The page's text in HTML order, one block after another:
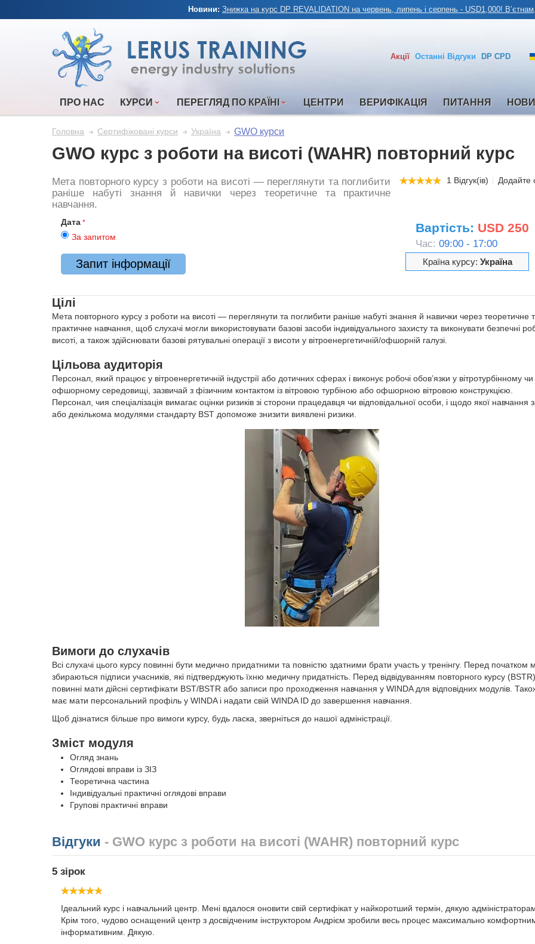
Новини: Знижка на курс DP REVALIDATION на червень, липень і серпень - USD1,000!
Акції Останні Відгуки DP CPD
ПРО НАС КУРСИ ПЕРЕГЛЯД ПО КРАЇНI ЦЕНТРИ ВЕРИФІКАЦІЯ ПИТАННЯ
Головна Сертифіковані курси Україна GWO курси
GWO курс з роботи на висоті (WAHR) повторний курс
1 Відгук(ів) Додайте
Мета повторного курсу з роботи на висоті — переглянути та поглибити
раніше набуті знання й навички через теоретичне та практичне
навчання.
Дата
За запитом
Запит інформації
Вартість: USD 250
Час:09:00 - 17:00
Країна курсу: Україна
Цілі
Мета повторного курсу з роботи на висоті — переглянути та поглибити раніше набуті знання й навички через теоретичне
практичне навчання, щоб слухачі могли використовувати базові засоби індивідуального захисту та виконувати безпечні
висоті, а також здійснювати базові рятувальні операції з висоти у вітроенергетичній/офшорній галузі.
Цільова аудиторія
Персонал, який працює у вітроенергетичній індустрії або дотичних сферах і виконує робочі обов’язки у вітротурбінному чи
офшорному середовищі, зазвичай з фізичним контактом із вітровою турбіною або офшорною вітровою конструкцією.
Персонал, чия спеціалізація вимагає оцінки ризиків зі сторони працедавця чи відповідальної особи, і щодо якої навчання
або декількома модулями стандарту BST допоможе знизити виявлені ризики.
Вимоги до слухачів
Всі слухачі цього курсу повинні бути медично придатними та повністю здатними брати участь у тренінгу. Перед початком
збираються підписи учасників, які підтверджують їхню медичну придатність. Перед відвідуванням повторного курсу
повинні мати дійсні сертифікати BST/BSTR або записи про проходження навчання у WINDA для відповідних модулів.
має мати персональний профіль у WINDA і надати свій WINDA ID до завершення навчання.
Щоб дізнатися більше про вимоги курсу, будь ласка,зверніться до нашої адміністрації.
Зміст модуля
Огляд знань
Оглядові вправи із ЗІЗ
Теоретична частина
Індивідуальні практичні оглядові вправи
Групові практичні вправи
Відгуки - GWO курс з роботи на висоті (WAHR) повторний курс
5 зірок
Ідеальний курс і навчальний центр. Мені вдалося оновити свій сертифікат у найкоротший термін, дякую
Крім того, чудово оснащений центр з досвідченим інструктором Андрієм зробили весь процес максимально
інформативним. Дякую.